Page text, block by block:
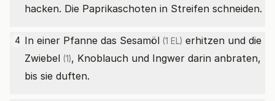
hacken. Die Paprikaschoten in Streifen schneiden.
4 In einer Pfanne das Sesamöl (1 EL) erhitzen und die
Zwiebel (1), Knoblauch und Ingwer darin anbraten,
bis sie duften.